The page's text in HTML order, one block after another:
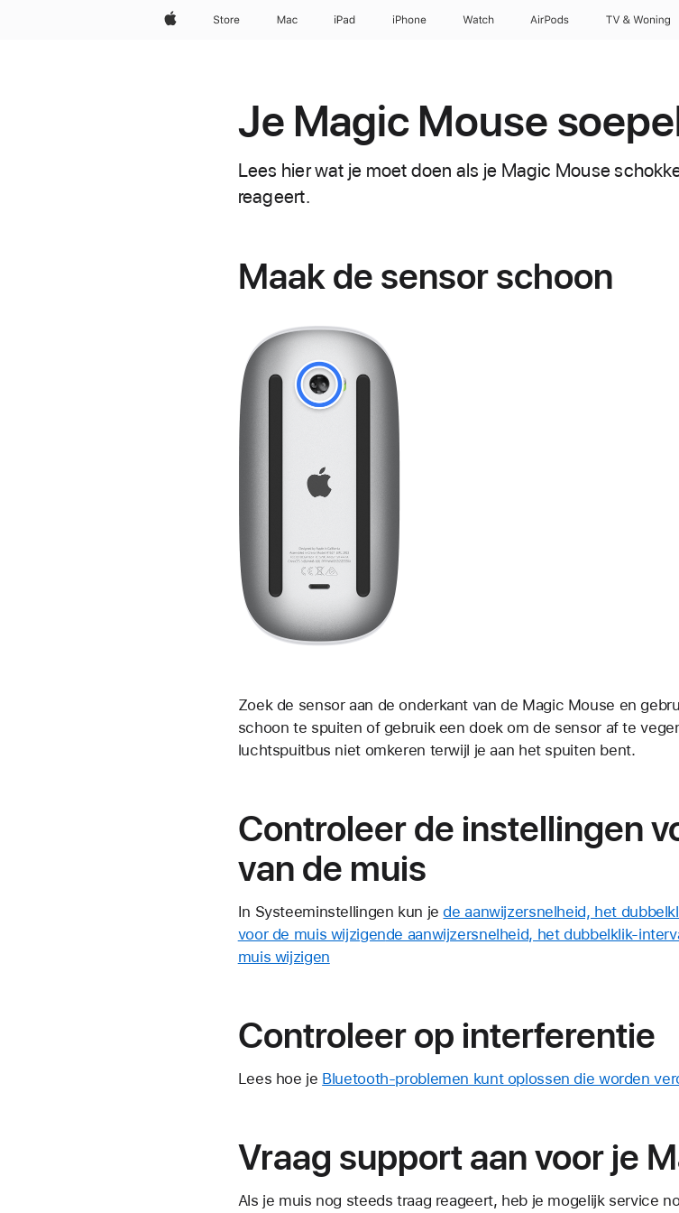
AppleStore Mac iPad iPhone Watch AirPods TV & Woning
Je Magic Mouse
Lees hier wat je moet doen als je Magic Mouse
reageert.
Maak de sensor schoon
Zoek de sensor aan de onderkant van de Magic Mouse en
schoon te spuiten of gebruik een doek om de sensor af te
luchtspuitbus niet omkeren terwijl je aan het spuiten bent.
Controleer de instellingen
van de muis
In Systeeminstellingen kun jede aanwijzersnelheid, het
voor de muis wijzigende aanwijzersnelheid, het dubbelklik-
muis wijzigen
Controleer op interferentie
Lees hoe je Bluetooth-problemen kunt oplossen die worden
Vraag support aan voor je
Als je muis nog steeds traag reageert, heb je mogelijk service